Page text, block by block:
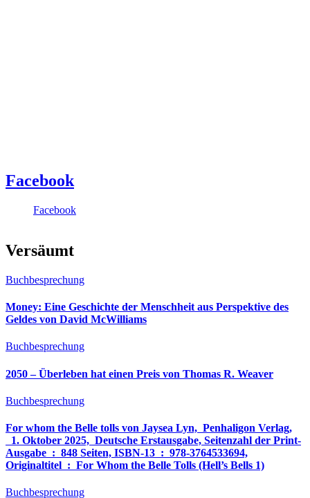
Facebook
Facebook
Versäumt
Buchbesprechung
Money: Eine Geschichte der Menschheit aus Perspektive des
Geldes von David McWilliams
Buchbesprechung
2050 – Überleben hat einen Preis von Thomas R. Weaver
Buchbesprechung
For whom the Belle tolls von Jaysea Lyn, ‎ Penhaligon Verlag,
‎ 1. Oktober 2025, ‎ Deutsche Erstausgabe, Seitenzahl der Print-
Ausgabe ‏ : ‎ 848 Seiten, ISBN-13 ‏ : ‎ 978-3764533694,
Originaltitel ‏ : ‎ For Whom the Belle Tolls (Hell’s Bells 1)
Buchbesprechung